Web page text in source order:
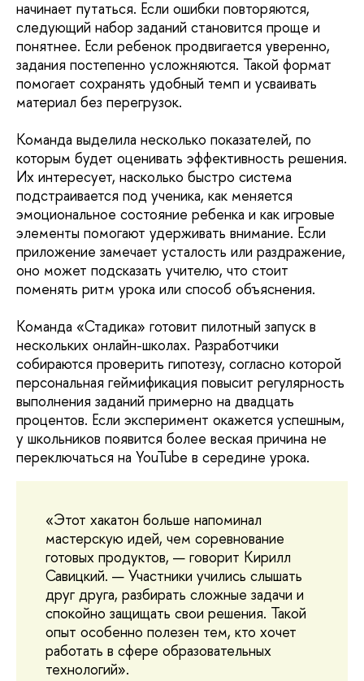
начинает путаться. Если ошибки повторяются,
следующий набор заданий становится проще и
понятнее. Если ребенок продвигается уверенно,
задания постепенно усложняются. Такой формат
помогает сохранять удобный темп и усваивать
материал без перегрузок.
Команда выделила несколько показателей, по
которым будет оценивать эффективность решения.
Их интересует, насколько быстро система
подстраивается под ученика, как меняется
эмоциональное состояние ребенка и как игровые
элементы помогают удерживать внимание. Если
приложение замечает усталость или раздражение,
оно может подсказать учителю, что стоит
поменять ритм урока или способ объяснения.
Команда «Стадика» готовит пилотный запуск в
нескольких онлайн-школах. Разработчики
собираются проверить гипотезу, согласно которой
персональная геймификация повысит регулярность
выполнения заданий примерно на двадцать
процентов. Если эксперимент окажется успешным,
у школьников появится более веская причина не
переключаться на YouTube в середине урока.
«Этот хакатон больше напоминал
мастерскую идей, чем соревнование
готовых продуктов, — говорит Кирилл
Савицкий. — Участники учились слышать
друг друга, разбирать сложные задачи и
спокойно защищать свои решения. Такой
опыт особенно полезен тем, кто хочет
работать в сфере образовательных
технологий».